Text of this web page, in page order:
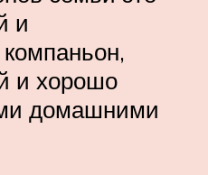
и
и хорошо
домашними